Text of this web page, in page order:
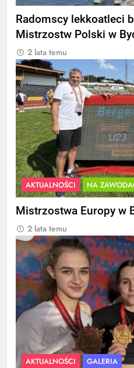
Radomscy lekkoatleci
Mistrzostw Polski w
2 lata temu
AKTUALNOŚCI NA
Mistrzostwa Europy w
2 lata temu
AKTUALNOŚCI GALERIA